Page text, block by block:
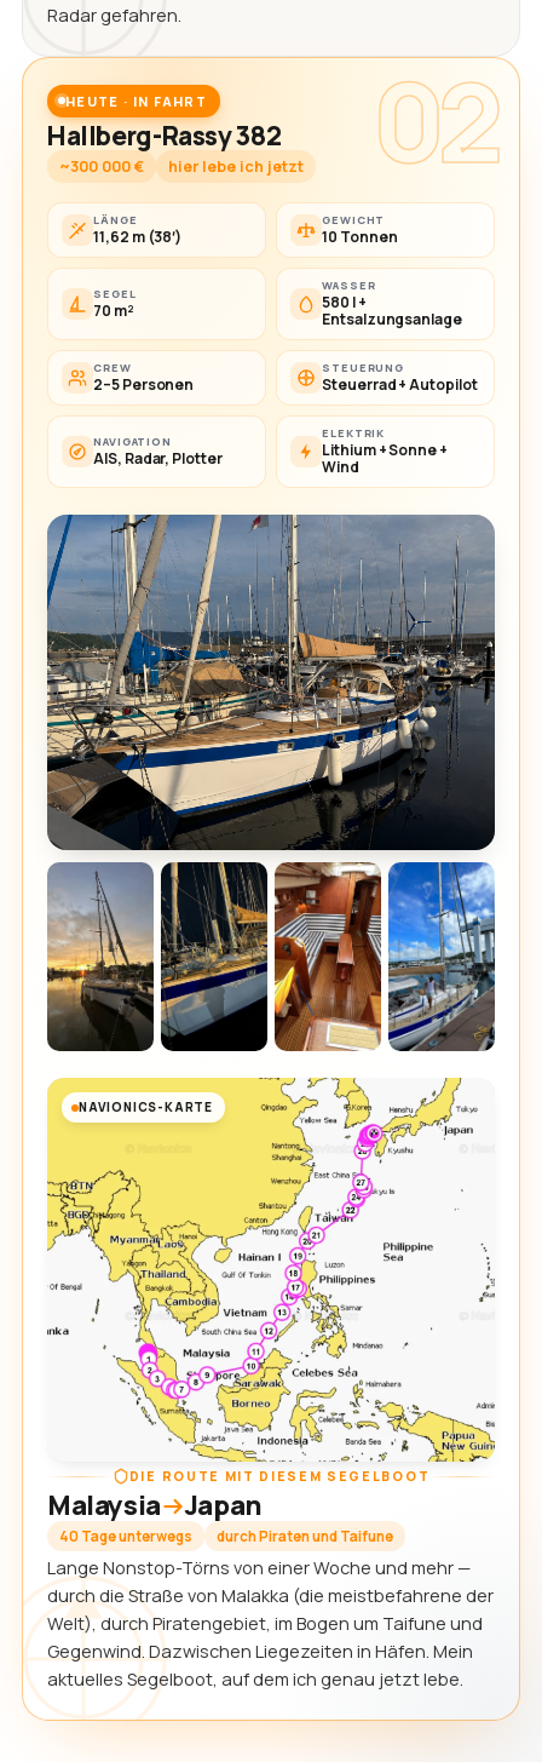
Radar gefahren.
02
HEUTE · IN FAHRT
Hallberg-Rassy 382
~300 000 € hier lebe ich jetzt
LÄNGE
11,62 m (38′)
GEWICHT
10 Tonnen
SEGEL
70 m²
WASSER
580 l +
Entsalzungsanlage
CREW
2–5 Personen
STEUERUNG
Steuerrad + Autopilot
NAVIGATION
AIS, Radar, Plotter
ELEKTRIK
Lithium + Sonne +
Wind
NAVIONICS-KARTE
DIE ROUTE MIT DIESEM SEGELBOOT
Malaysia Japan
40 Tage unterwegs durch Piraten und Taifune
Lange Nonstop-Törns von einer Woche und mehr —
durch die Straße von Malakka (die meistbefahrene der
Welt), durch Piratengebiet, im Bogen um Taifune und
Gegenwind. Dazwischen Liegezeiten in Häfen. Mein
aktuelles Segelboot, auf dem ich genau jetzt lebe.